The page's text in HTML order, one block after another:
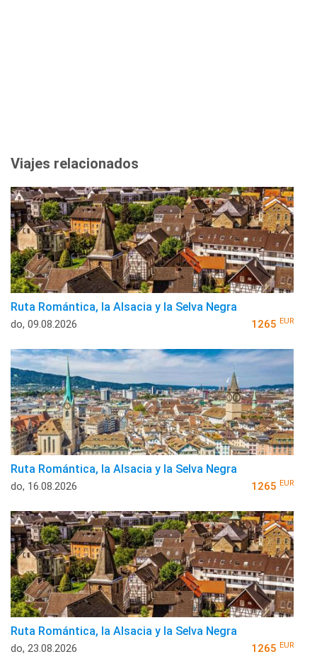
Viajes relacionados
Ruta Romántica, la Alsacia y la Selva Negra
do, 09.08.2026 1265 EUR
Ruta Romántica, la Alsacia y la Selva Negra
do, 16.08.2026 1265 EUR
Ruta Romántica, la Alsacia y la Selva Negra
do, 23.08.2026 1265 EUR